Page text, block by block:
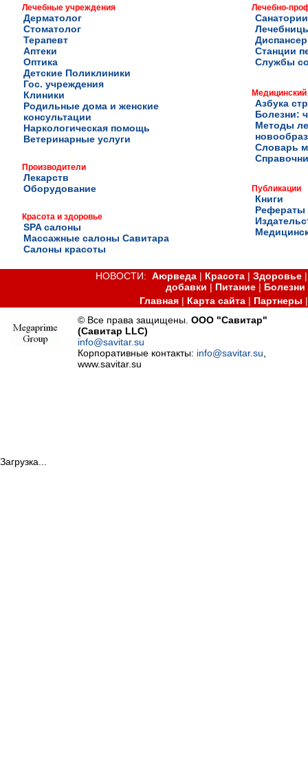
Лечебные учреждения
Дерматолог
Стоматолог
Терапевт
Аптеки
Оптика
Детские Поликлиники
Гос. учреждения
Клиники
Родильные дома и женские
консультации
Наркологическая помощь
Ветеринарные услуги
Производители
Лекарств
Оборудование
Красота и здоровье
SPA салоны
Массажные салоны Савитара
Салоны красоты
Лечебно-
Станции
Службы
Медицинский
Азбука
Болезни:
Методы
Словарь
Публикации
Книги
Рефераты
НОВОСТИ:Аюрведа | Красота |Здоровье
добавки | Питание| Болезни
Главная| Карта сайта| Партнеры
© Все права защищены.ООО "Савитар"
(Савитар LLC)
info@savitar.su
Корпоративные контакты: info@savitar.su
www.savitar.su
Загрузка...